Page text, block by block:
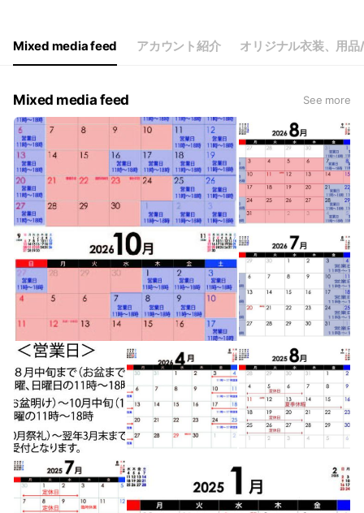
Sat
11:00 - 18:00
10：00～18：00
Mixed media feed アカウント紹介 オリジナル衣装、用
Mixed media feed See more